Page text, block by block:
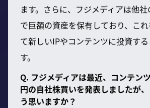
ます。さらに、フジメディアは他
で巨額の資産を保有しており、こ
て新しいIPやコンテンツに投資す
す。
Q. フジメディアは最近、コンテン
円の自社株買いを発表しましたが
う思いますか？